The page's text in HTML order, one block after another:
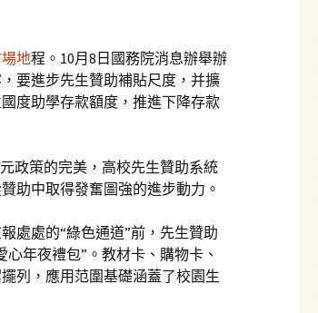
地程。10月8日國務院消息辦舉辦
要進步先生贊助補貼尺度，并擴
度助學存款額度，推進下降存款
政策的完美，高校先生贊助系統
助中取得發奮圖強的進步動力。
處處的“綠色通道”前，先生贊助
年夜禮包”。教材卡、購物卡、
列，應用范圍基礎涵蓋了校園生